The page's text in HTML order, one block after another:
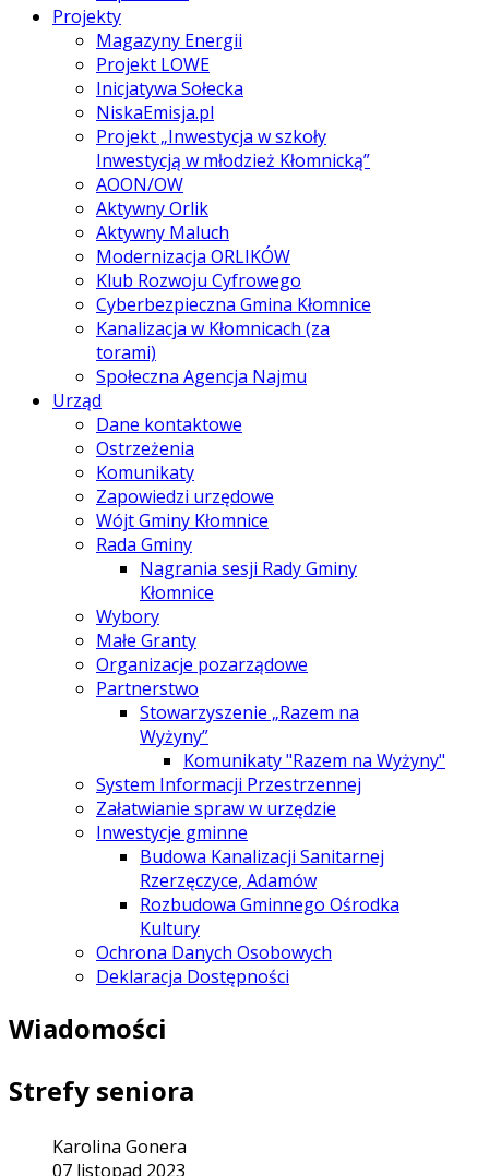
Projekty
Magazyny Energii
Projekt LOWE
Inicjatywa Sołecka
NiskaEmisja.pl
Projekt „Inwestycja w szkoły
Inwestycją w młodzież Kłomnicką”
AOON/OW
Aktywny Orlik
Aktywny Maluch
Modernizacja ORLIKÓW
Klub Rozwoju Cyfrowego
Cyberbezpieczna Gmina Kłomnice
Kanalizacja w Kłomnicach (za
torami)
Społeczna Agencja Najmu
Urząd
Dane kontaktowe
Ostrzeżenia
Komunikaty
Zapowiedzi urzędowe
Wójt Gminy Kłomnice
Rada Gminy
Nagrania sesji Rady Gminy
Kłomnice
Wybory
Małe Granty
Organizacje pozarządowe
Partnerstwo
Stowarzyszenie „Razem na
Wyżyny”
Komunikaty "Razem na Wyżyny"
System Informacji Przestrzennej
Załatwianie spraw w urzędzie
Inwestycje gminne
Budowa Kanalizacji Sanitarnej
Rzerzęczyce, Adamów
Rozbudowa Gminnego Ośrodka
Kultury
Ochrona Danych Osobowych
Deklaracja Dostępności
Wiadomości
Strefy seniora
Karolina Gonera
07 listopad 2023